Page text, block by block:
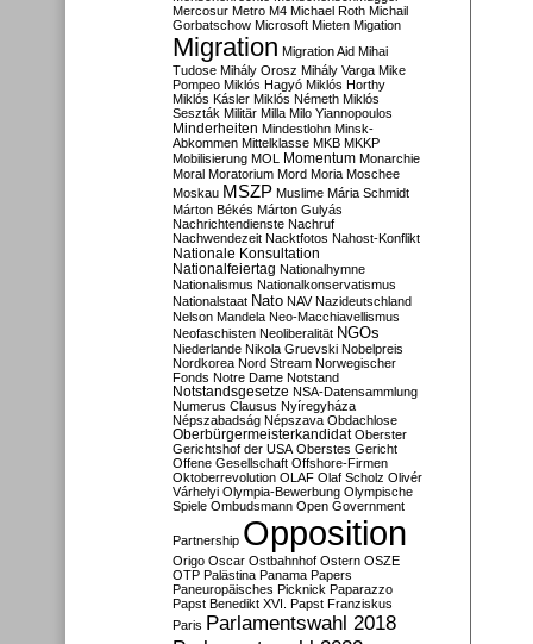
Mercosur Metro M4 Michael Roth Michail
Gorbatschow Microsoft Mieten Migation
Migration Migration Aid Mihai
Tudose Mihály Orosz Mihály Varga Mike
Pompeo Miklós Hagyó Miklós Horthy
Miklós Kásler Miklós Németh Miklós
Seszták Militär Milla Milo Yiannopoulos
Minderheiten Mindestlohn Minsk-
Abkommen Mittelklasse MKB MKKP
Mobilisierung MOL Momentum Monarchie
Moral Moratorium Mord Moria Moschee
Moskau MSZP Muslime Mária Schmidt
Márton Békés Márton Gulyás
Nachrichtendienste Nachruf
Nachwendezeit Nacktfotos Nahost-Konflikt
Nationale Konsultation
Nationalfeiertag Nationalhymne
Nationalismus Nationalkonservatismus
Nationalstaat Nato NAV Nazideutschland
Nelson Mandela Neo-Macchiavellismus
Neofaschisten Neoliberalität NGOs
Niederlande Nikola Gruevski Nobelpreis
Nordkorea Nord Stream Norwegischer
Fonds Notre Dame Notstand
Notstandsgesetze NSA-Datensammlung
Numerus Clausus Nyíregyháza
Népszabadság Népszava Obdachlose
Oberbürgermeisterkandidat Oberster
Gerichtshof der USA Oberstes Gericht
Offene Gesellschaft Offshore-Firmen
Oktoberrevolution OLAF Olaf Scholz Olivér
Várhelyi Olympia-Bewerbung Olympische
Spiele Ombudsmann Open Government
Partnership Opposition
Origo Oscar Ostbahnhof Ostern OSZE
OTP Palästina Panama Papers
Paneuropäisches Picknick Paparazzo
Papst Benedikt XVI. Papst Franziskus
Paris Parlamentswahl 2018